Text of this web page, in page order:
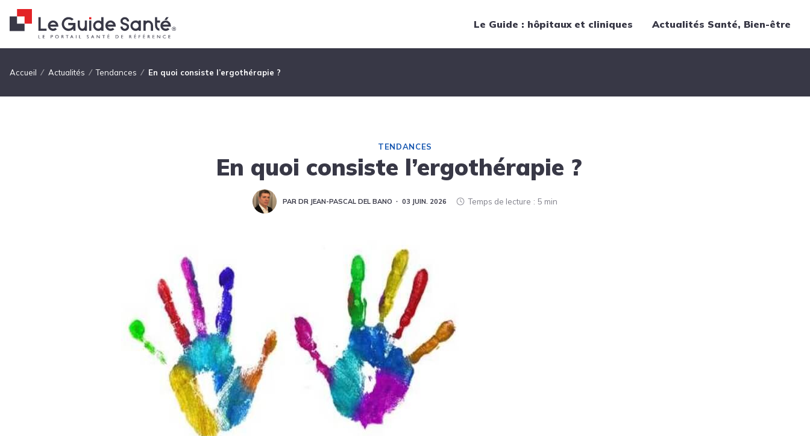
Le Guide : hôpitaux et cliniques Actualités Santé, Bien-être
Fil d'Ariane
Accueil Actualités Tendances En quoi consiste l’ergothérapie ?
TENDANCES
En quoi consiste l’ergothérapie ?
PAR DR JEAN-PASCAL DEL BANO 03 JUIN. 2026 Temps de lecture 5 min